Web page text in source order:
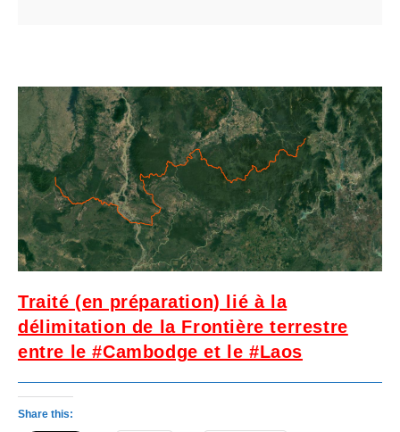
Traité (en préparation) lié à la
délimitation de la Frontière terrestre
entre le #Cambodge et le #Laos
Share this: